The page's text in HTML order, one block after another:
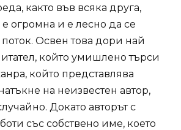
както във всяка друга,
огромна и е лесно да се
поток. Освен това дори най
който умишлено търси
който представлява
на неизвестен автор,
Докато авторът с
със собствено име, което